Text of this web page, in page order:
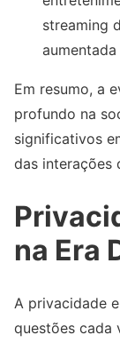
streaming
Em resumo, a
profundo na
significativos
das interações
na Era
A privacidade
questões cada